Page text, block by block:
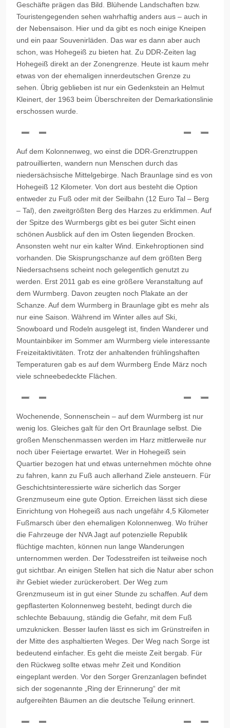
Geschäfte prägen das Bild. Blühende Landschaften bzw.
Touristengegenden sehen wahrhaftig anders aus – auch in
der Nebensaison. Hier und da gibt es noch einige Kneipen
und ein paar Souvenirläden. Das war es dann aber auch
schon, was Hohegeiß zu bieten hat. Zu DDR-Zeiten lag
Hohegeiß direkt an der Zonengrenze. Heute ist kaum mehr
etwas von der ehemaligen innerdeutschen Grenze zu
sehen. Übrig geblieben ist nur ein Gedenkstein an Helmut
Kleinert , der 1963 beim Überschreiten der Demarkationslinie
erschossen wurde.
Auf dem Kolonnenweg , wo einst die DDR-Grenztruppen
patrouillierten, wandern nun Menschen durch das
niedersächsische Mittelgebirge. Nach Braunlage sind es von
Hohegeiß 12 Kilometer. Von dort aus besteht die Option
entweder zu Fuß oder mit der Seilbahn (12 Euro Tal – Berg
– Tal), den zweitgrößten Berg des Harzes zu erklimmen. Auf
der Spitze des Wurmbergs gibt es bei guter Sicht einen
schönen Ausblick auf den im Osten liegenden Brocken.
Ansonsten weht nur ein kalter Wind. Einkehroptionen sind
vorhanden. Die Skisprungschanze auf dem größten Berg
Niedersachsens scheint noch gelegentlich genutzt zu
werden. Erst 2011 gab es eine größere Veranstaltung auf
dem Wurmberg. Davon zeugten noch Plakate an der
Schanze. Auf dem Wurmberg in Braunlage gibt es mehr als
nur eine Saison. Während im Winter alles auf Ski,
Snowboard und Rodeln ausgelegt ist, finden Wanderer und
Mountainbiker im Sommer am Wurmberg viele interessante
Freizeitaktivitäten. Trotz der anhaltenden frühlingshaften
Temperaturen gab es auf dem Wurmberg Ende März noch
viele schneebedeckte Flächen.
Wochenende, Sonnenschein – auf dem Wurmberg ist nur
wenig los. Gleiches galt für den Ort Braunlage selbst. Die
großen Menschenmassen werden im Harz mittlerweile nur
noch über Feiertage erwartet. Wer in Hohegeiß sein
Quartier bezogen hat und etwas unternehmen möchte ohne
zu fahren, kann zu Fuß auch allerhand Ziele ansteuern. Für
Geschichtsinteressierte wäre sicherlich das Sorger
Grenzmuseum eine gute Option. Erreichen lässt sich diese
Einrichtung von Hohegeiß aus nach ungefähr 4,5 Kilometer
Fußmarsch über den ehemaligen Kolonnenweg . Wo früher
die Fahrzeuge der NVA Jagt auf potenzielle Republik
flüchtige machten, können nun lange Wanderungen
unternommen werden. Der Todesstreifen ist teilweise noch
gut sichtbar. An einigen Stellen hat sich die Natur aber schon
ihr Gebiet wieder zurückerobert. Der Weg zum
Grenzmuseum ist in gut einer Stunde zu schaffen. Auf dem
gepflasterten Kolonnenweg besteht, bedingt durch die
schlechte Bebauung, ständig die Gefahr, mit dem Fuß
umzuknicken. Besser laufen lässt es sich im Grünstreifen in
der Mitte des asphaltierten Weges. Der Weg nach Sorge ist
bedeutend einfacher. Es geht die meiste Zeit bergab. Für
den Rückweg sollte etwas mehr Zeit und Kondition
eingeplant werden. Vor den Sorger Grenzanlagen befindet
sich der sogenannte „Ring der Erinnerung“ der mit
aufgereihten Bäumen an die deutsche Teilung erinnert.